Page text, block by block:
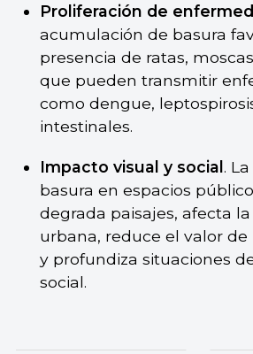
Proliferación de
acumulación de basura
presencia de ratas,
que pueden transmitir
como dengue,
intestinales.
Impacto visual y social.
basura en espacios
degrada paisajes, afecta
urbana, reduce el valor de
y profundiza situaciones
social.